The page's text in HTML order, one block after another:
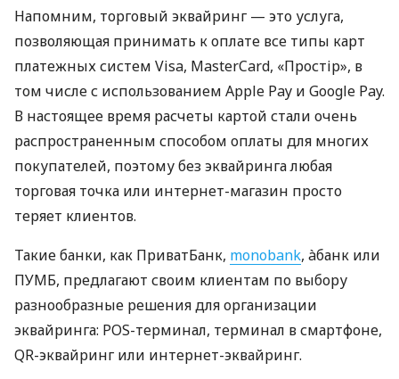
Напомним, торговый эквайринг — это услуга,
позволяющая принимать к оплате все типы карт
платежных систем Visa, MasterCard, «Простір», в
том числе с использованием Apple Pay и Google Pay.
В настоящее время расчеты картой стали очень
распространенным способом оплаты для многих
покупателей, поэтому без эквайринга любая
торговая точка или интернет-магазин просто
теряет клиентов.
Такие банки, как ПриватБанк, monobank, àбанк или
ПУМБ, предлагают своим клиентам по выбору
разнообразные решения для организации
эквайринга: POS-терминал, терминал в смартфоне,
QR-эквайринг или интернет-эквайринг.